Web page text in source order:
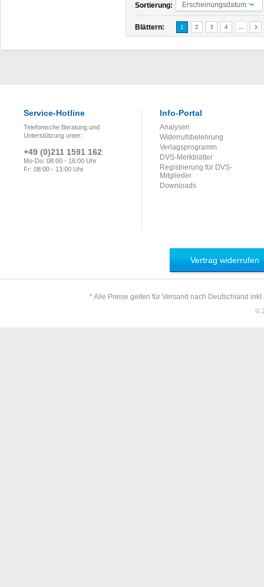
Sortierung: Erscheinungsdatum
Blättern: 1 2 3 4
Service-Hotline
Telefonische Beratung und
Unterstützung unter:
+49 (0)211 1591 162
Mo-Do: 08:00 - 16:00 Uhr
Fr: 08:00 - 13:00 Uhr
Info-Portal
Analysen
Widerrufsbelehrung
Verlagsprogramm
DVS-Merkblätter
Registrierung für DVS-
Mitglieder
Downloads
Vertrag widerrufen
* Alle Preise gelten für Versand nach Deutschland
©